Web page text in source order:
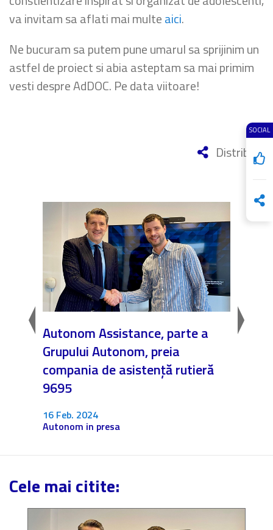
SOCIAL
va invitam sa aflati mai multeaici.
Ne bucuram sa putem pune umarul sa sprijinim un
astfel de proiect si abia asteptam sa mai primim
vesti despre AdDOC. Pe data viitoare!
Distribuie
Autonom Assistance, parte a
Grupului Autonom, preia
compania de asistență rutieră
9695
16 Feb. 2024
Autonom in presa
Cele mai citite: